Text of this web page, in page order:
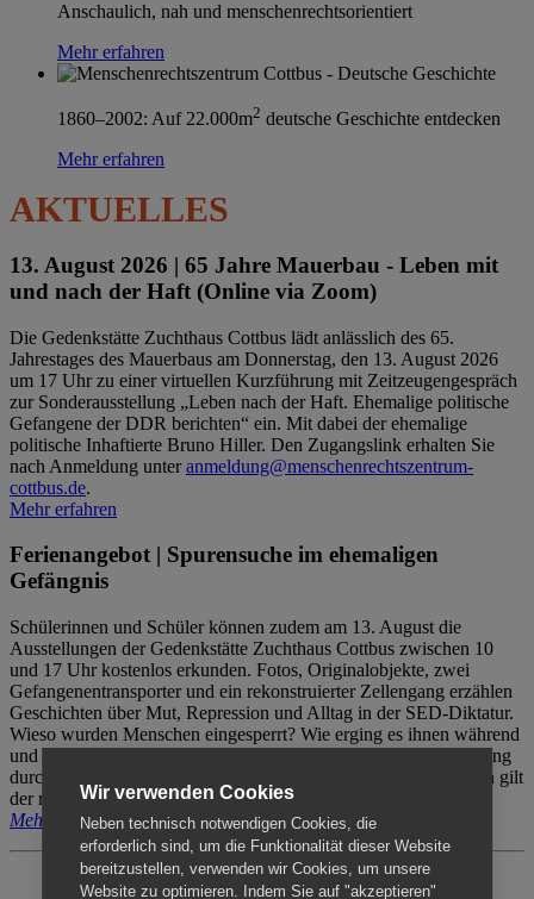
Anschaulich, nah und menschenrechtsorientiert
Mehr erfahren
1860–2002: Auf 22.000m2 deutsche Geschichte entdecken
Mehr erfahren
AKTUELLES
13. August 2026 | 65 Jahre Mauerbau - Leben mit
und nach der Haft (Online via Zoom)
Die Gedenkstätte Zuchthaus Cottbus lädt anlässlich des 65.
Jahrestages des Mauerbaus am Donnerstag, den 13. August 2026
um 17 Uhr zu einer virtuellen Kurzführung mit Zeitzeugengespräch
zur Sonderausstellung „Leben nach der Haft. Ehemalige politische
Gefangene der DDR berichten“ ein. Mit dabei der ehemalige
politische Inhaftierte Bruno Hiller. Den Zugangslink erhalten Sie
nach Anmeldung unteranmeldung@menschenrechtszentrum-
cottbus.de.
Mehr erfahren
Ferienangebot | Spurensuche im ehemaligen
Gefängnis
Schülerinnen und Schüler können zudem am 13. August die
Ausstellungen der Gedenkstätte Zuchthaus Cottbus zwischen 10
und 17 Uhr kostenlos erkunden. Fotos, Originalobjekte, zwei
Gefangenentransporter und ein rekonstruierter Zellengang erzählen
Geschichten über Mut, Repression und Alltag in der SED-Diktatur.
Wieso wurden Menschen eingesperrt? Wie erging es ihnen während
und nach der Haft? Der Besuch erfolgt individuell ohne Betreuung
durch das Menschenrechtszentrum Cottbus. Für Begleitpersonen gilt
der reguläre Eintritt (8€ / ermäßigt 5€).
Mehr erfahren
Wir verwenden Cookies
Neben technisch notwendigen Cookies, die
erforderlich sind, um die Funktionalität dieser Website
bereitzustellen, verwenden wir Cookies, um unsere
Website zu optimieren. Indem Sie auf "akzeptieren"